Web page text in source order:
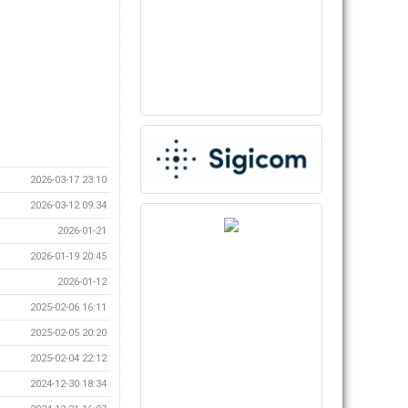
2026-03-17 23:10
2026-03-12 09:34
2026-01-21
2026-01-19 20:45
2026-01-12
2025-02-06 16:11
2025-02-05 20:20
2025-02-04 22:12
2024-12-30 18:34